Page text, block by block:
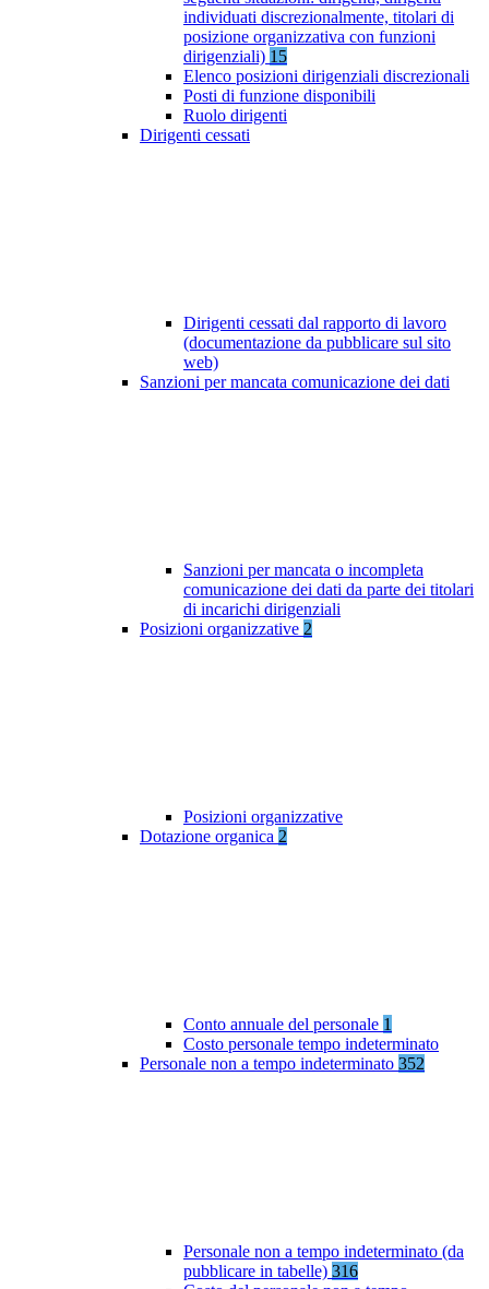
individuati discrezionalmente, titolari di
posizione organizzativa con funzioni
dirigenziali) 15
Elenco posizioni dirigenziali discrezionali
Posti di funzione disponibili
Ruolo dirigenti
Dirigenti cessati
Dirigenti cessati dal rapporto di lavoro
(documentazione da pubblicare sul sito
web)
Sanzioni per mancata comunicazione dei dati
Sanzioni per mancata o incompleta
comunicazione dei dati da parte dei titolari
di incarichi dirigenziali
Posizioni organizzative 2
Posizioni organizzative
Dotazione organica 2
Conto annuale del personale 1
Costo personale tempo indeterminato
Personale non a tempo indeterminato 352
Personale non a tempo indeterminato (da
pubblicare in tabelle) 316